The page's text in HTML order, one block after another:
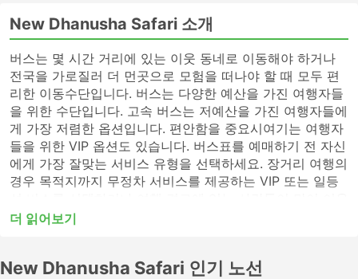
New Dhanusha Safari 소개
버스는 몇 시간 거리에 있는 이웃 동네로 이동해야 하거나
전국을 가로질러 더 먼곳으로 모험을 떠나야 할 때 모두 편
리한 이동수단입니다. 버스는 다양한 예산을 가진 여행자들
을 위한 수단입니다. 고속 버스는 저예산을 가진 여행자들에
게 가장 저렴한 옵션입니다. 편안함을 중요시여기는 여행자
들을 위한 VIP 옵션도 있습니다. 버스표를 예매하기 전 자신
에게 가장 잘맞는 서비스 유형을 선택하세요. 장거리 여행의
경우 목적지까지 무정차 서비스를 제공하는 VIP 또는 일등
하지 않는 버스역에 전화하여 표를 알아보세요. 고속 버스
이 야간 버스로 이동이 가능하며, 일부 버스는 쾌적한 여행
더 읽어보기
New Dhanusha Safari 인기 노선